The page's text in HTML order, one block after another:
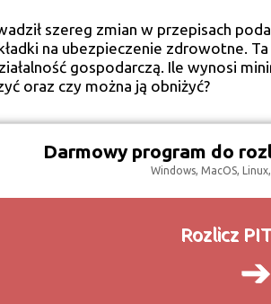
szereg zmian w przepisach
na ubezpieczenie zdrowotne.
gospodarczą. Ile wynosi
oraz czy można ją obniżyć?
Darmowy program do
Windows, MacOS,
Rozlicz
➔